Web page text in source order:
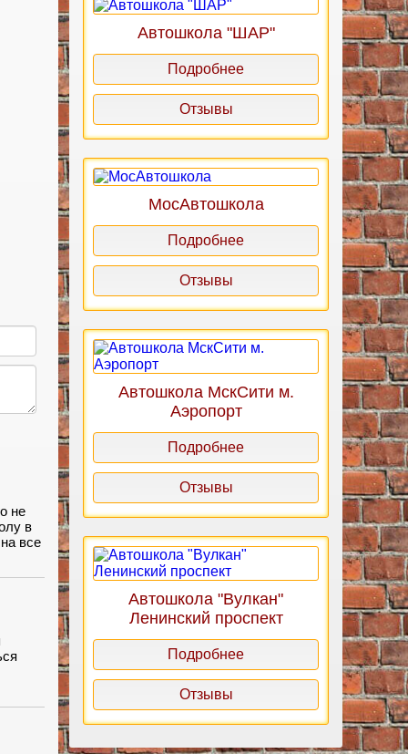
не
в
все
раз
Автошкола "ШАР"
Подробнее
Отзывы
МосАвтошкола
Подробнее
Отзывы
Автошкола МскСити м.
Аэропорт
Подробнее
Отзывы
Автошкола "Вулкан"
Ленинский проспект
Подробнее
Отзывы